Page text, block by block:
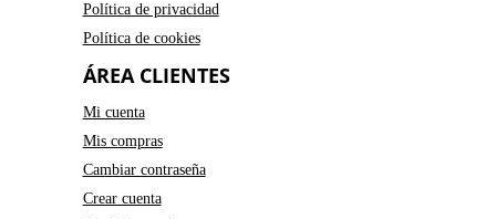
Política de privacidad
Política de cookies
ÁREA CLIENTES
Mi cuenta
Mis compras
Cambiar contraseña
Crear cuenta